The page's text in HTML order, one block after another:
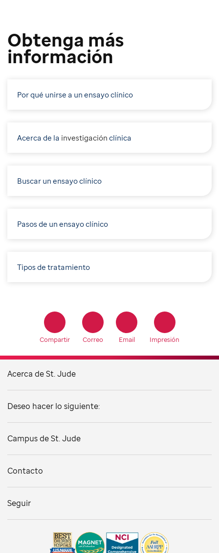
Obtenga más
información
Por qué unirse a un ensayo clínico
Acerca de la investigación clínica
Buscar un ensayo clínico
Pasos de un ensayo clínico
Tipos de tratamiento
Compartir Correo Email Impresión
Acerca de St. Jude
Deseo hacer lo siguiente:
Campus de St. Jude
Contacto
Seguir